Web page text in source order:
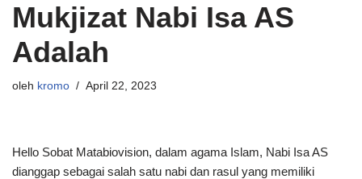
Mukjizat Nabi Isa AS
Adalah
oleh kromo April 22, 2023
Hello Sobat Matabiovision, dalam agama Islam, Nabi Isa AS
dianggap sebagai salah satu nabi dan rasul yang memiliki